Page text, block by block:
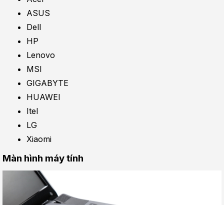
ASUS
Dell
HP
Lenovo
MSI
GIGABYTE
HUAWEI
Itel
LG
Xiaomi
Màn hình máy tính